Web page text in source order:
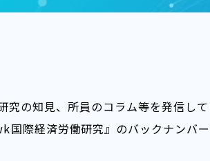
究の知見、所員のコラム等を発信して
国際経済労働研究』のバックナンバー